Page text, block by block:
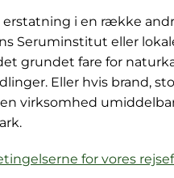
i en række
Seruminstitut eller
grundet fare for
Eller hvis brand,
virksomhed
for vores